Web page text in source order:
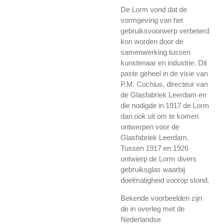
De Lorm vond dat de
vormgeving van het
gebruiksvoorwerp verbeterd
kon worden door de
samenwerking tussen
kunstenaar en industrie. Dit
paste geheel in de visie van
P.M. Cochius, directeur van
de Glasfabriek Leerdam en
die nodigde in 1917 de Lorm
dan ook uit om te komen
ontwerpen voor de
Glasfabriek Leerdam.
Tussen 1917 en 1926
ontwierp de Lorm divers
gebruiks­glas waarbij
doelmatigheid voorop stond.
Bekende voorbeelden zijn
de in overleg met de
Nederlandse